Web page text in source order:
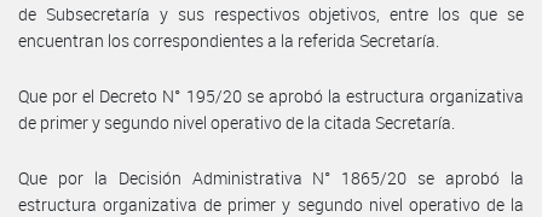
de Subsecretaría y sus respectivos objetivos, entre los que se
encuentran los correspondientes a la referida Secretaría.
Que por el Decreto N° 195/20 se aprobó la estructura organizativa
de primer y segundo nivel operativo de la citada Secretaría.
Que por la Decisión Administrativa N° 1865/20 se aprobó la
estructura organizativa de primer y segundo nivel operativo de la